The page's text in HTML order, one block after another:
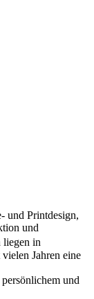
und Printdesign,
und
in
Jahren eine
und